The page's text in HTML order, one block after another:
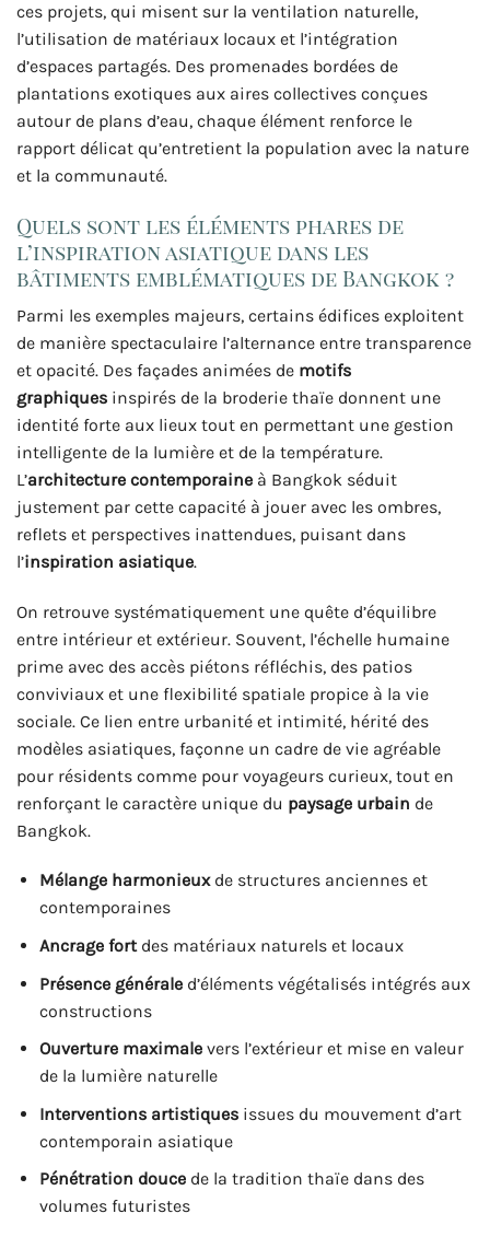
ces projets, qui misent sur la ventilation naturelle,
l’utilisation de matériaux locaux et l’intégration
d’espaces partagés. Des promenades bordées de
plantations exotiques aux aires collectives conçues
autour de plans d’eau, chaque élément renforce le
rapport délicat qu’entretient la population avec la nature
et la communauté.
Quels sont les éléments phares de
l’inspiration asiatique dans les
bâtiments emblématiques de Bangkok ?
Parmi les exemples majeurs, certains édifices exploitent
de manière spectaculaire l’alternance entre transparence
et opacité. Des façades animées de motifs
graphiques inspirés de la broderie thaïe donnent une
identité forte aux lieux tout en permettant une gestion
intelligente de la lumière et de la température.
L’architecture contemporaine à Bangkok séduit
justement par cette capacité à jouer avec les ombres,
reflets et perspectives inattendues, puisant dans
l’inspiration asiatique.
On retrouve systématiquement une quête d’équilibre
entre intérieur et extérieur. Souvent, l’échelle humaine
prime avec des accès piétons réfléchis, des patios
conviviaux et une flexibilité spatiale propice à la vie
sociale. Ce lien entre urbanité et intimité, hérité des
modèles asiatiques, façonne un cadre de vie agréable
pour résidents comme pour voyageurs curieux, tout en
renforçant le caractère unique du paysage urbain de
Bangkok.
Mélange harmonieuxde structures anciennes et
contemporaines
Ancrage fortdes matériaux naturels et locaux
Présence généraled’éléments végétalisés intégrés aux
constructions
Ouverture maximalevers l’extérieur et mise en valeur
de la lumière naturelle
Interventions artistiquesissues du mouvement d’art
contemporain asiatique
Pénétration doucede la tradition thaïe dans des
volumes futuristes